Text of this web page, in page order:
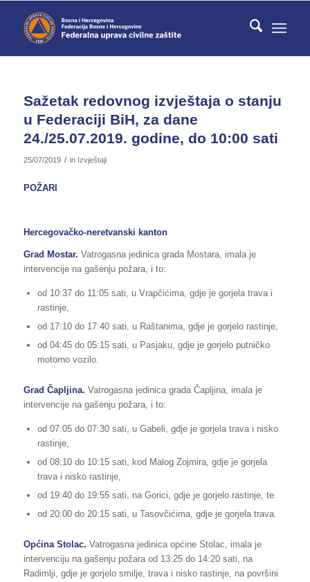
Sažetak redovnog izvještaja o stanju
u Federaciji BiH, za dane
24./25.07.2019. godine, do 10:00 sati
25/07/2019 / in Izvještaji
POŽARI
Hercegovačko-neretvanski kanton
Grad Mostar. Vatrogasna jedinica grada Mostara, imala je
intervencije na gašenju požara, i to:
od 10:37 do 11:05 sati, u Vrapčićima, gdje je gorjela trava i
rastinje,
od 17:10 do 17:40 sati, u Raštanima, gdje je gorjelo rastinje,
od 04:45 do 05:15 sati, u Pasjaku, gdje je gorjelo putničko
motorno vozilo.
Grad Čapljina. Vatrogasna jedinica grada Čapljina, imala je
intervencije na gašenju požara, i to:
od 07:05 do 07:30 sati, u Gabeli, gdje je gorjela trava i nisko
rastinje,
od 08:10 do 10:15 sati, kod Malog Zojmira, gdje je gorjela
trava i nisko rastinje,
od 19:40 do 19:55 sati, na Gorici, gdje je gorjelo rastinje, te
od 20:00 do 20:15 sati, u Tasovčićima, gdje je gorjela trava.
Općina Stolac. Vatrogasna jedinica općine Stolac, imala je
intervenciju na gašenju požara od 13:25 do 14:20 sati, na
Radimlji, gdje je gorjelo smilje, trava i nisko rastinje, na površini